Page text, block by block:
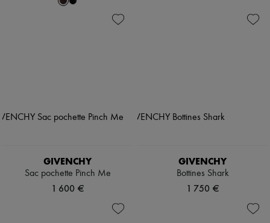
GIVENCHY
Sac pochette Pinch Me
1 600 €
GIVENCHY
Bottines Shark
1 750 €